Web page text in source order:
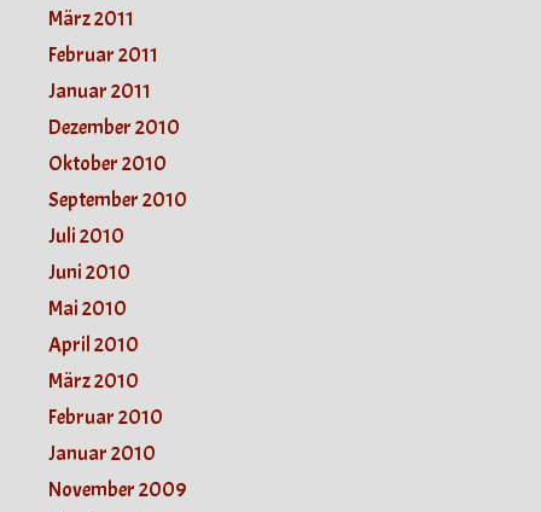
März 2011
Februar 2011
Januar 2011
Dezember 2010
Oktober 2010
September 2010
Juli 2010
Juni 2010
Mai 2010
April 2010
März 2010
Februar 2010
Januar 2010
November 2009